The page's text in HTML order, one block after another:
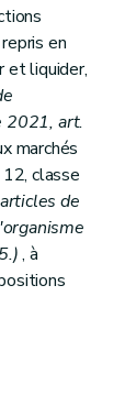
en
et liquider,
2021, art.
marchés
classe
de
, à